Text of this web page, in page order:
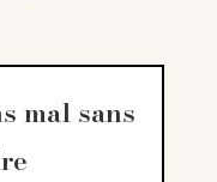
mal sans